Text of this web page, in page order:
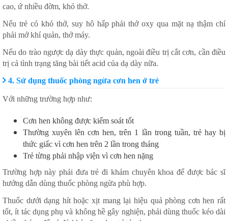
cao, ứ nhiều đờm, khó thở.
Nếu trẻ có khó thở, suy hô hấp phải thở oxy qua mặt nạ thậm chí
phải mở khí quản, thở máy.
Nếu do trào ngược dạ dày thực quản, ngoài điều trị cắt cơn, cần điều
trị cả tình trạng tăng bài tiết acid của dạ dày nữa.
4. Sử dụng thuốc phòng ngừa cơn hen ở trẻ
Với những trường hợp như:
Cơn hen không được kiểm soát tốt
Thường xuyên lên cơn hen, trên 1 lần trong tuần, trẻ hay bị
thức giấc vì cơn hen trên 2 lần trong tháng
Trẻ từng phải nhập viện vì cơn hen nặng
Trường hợp này phải đưa trẻ đi khám chuyên khoa để được bác sĩ
hướng dẫn dùng thuốc phòng ngừa phù hợp.
Thuốc dưới dạng hít hoặc xịt mang lại hiệu quả phòng cơn hen rất
tốt, ít tác dụng phụ và không hề gây nghiện, phải dùng thuốc kéo dài